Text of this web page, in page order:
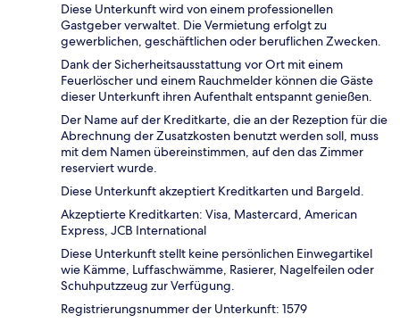
Diese Unterkunft wird von einem professionellen
Gastgeber verwaltet. Die Vermietung erfolgt zu
gewerblichen, geschäftlichen oder beruflichen Zwecken.
Dank der Sicherheitsausstattung vor Ort mit einem
Feuerlöscher und einem Rauchmelder können die Gäste
dieser Unterkunft ihren Aufenthalt entspannt genießen.
Der Name auf der Kreditkarte, die an der Rezeption für die
Abrechnung der Zusatzkosten benutzt werden soll, muss
mit dem Namen übereinstimmen, auf den das Zimmer
reserviert wurde.
Diese Unterkunft akzeptiert Kreditkarten und Bargeld.
Akzeptierte Kreditkarten: Visa, Mastercard, American
Express, JCB International
Diese Unterkunft stellt keine persönlichen Einwegartikel
wie Kämme, Luffaschwämme, Rasierer, Nagelfeilen oder
Schuhputzzeug zur Verfügung.
Registrierungsnummer der Unterkunft: 1579